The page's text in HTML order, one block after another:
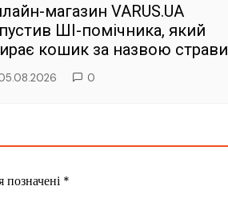
магазин VARUS.UA
ШІ-помічника, який
кошик за назвою страви
0
позначені *